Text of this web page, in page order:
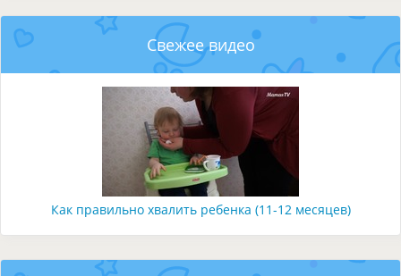
Свежее видео
Как правильно хвалить ребенка (11-12 месяцев)